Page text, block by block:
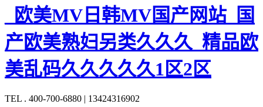
_欧美MV日韩MV国产网站_国
产欧美熟妇另类久久久_精品欧
美乱码久久久久久1区2区
TEL . 400-700-6880 | 13424316902